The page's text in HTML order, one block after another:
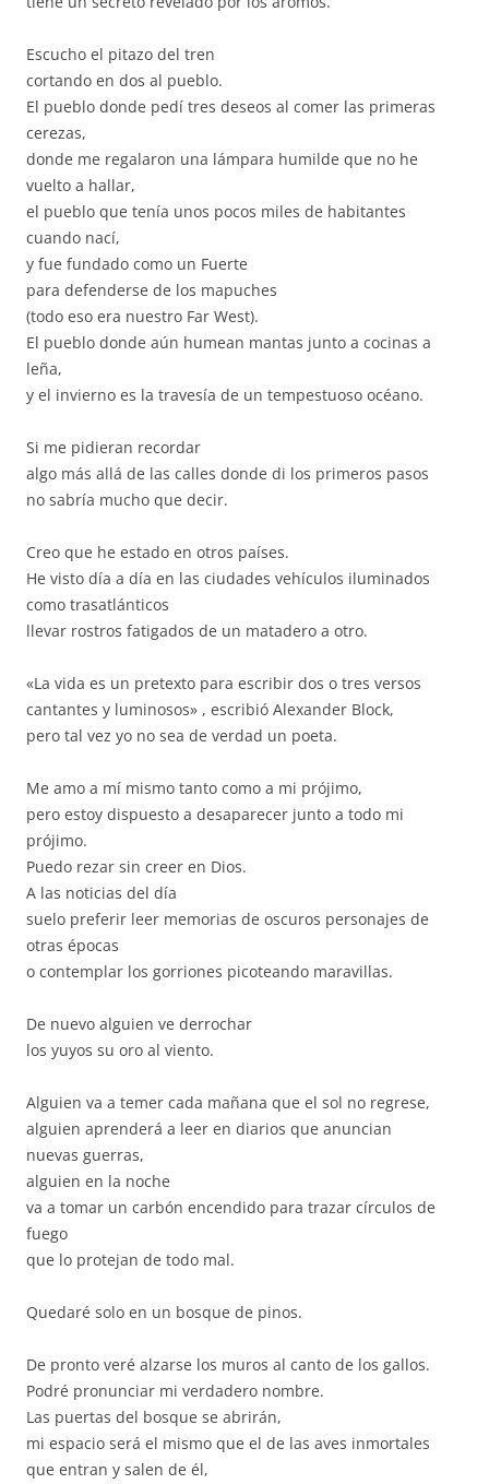
Escucho el pitazo del tren
cortando en dos al pueblo.
El pueblo donde pedí tres deseos al comer las primeras
cerezas,
donde me regalaron una lámpara humilde que no he
vuelto a hallar,
el pueblo que tenía unos pocos miles de habitantes
cuando nací,
y fue fundado como un Fuerte
para defenderse de los mapuches
(todo eso era nuestro Far West).
El pueblo donde aún humean mantas junto a cocinas a
leña,
y el invierno es la travesía de un tempestuoso océano.
Si me pidieran recordar
algo más allá de las calles donde di los primeros pasos
no sabría mucho que decir.
Creo que he estado en otros países.
He visto día a día en las ciudades vehículos iluminados
como trasatlánticos
llevar rostros fatigados de un matadero a otro.
«La vida es un pretexto para escribir dos o tres versos
cantantes y luminosos» , escribió Alexander Block,
pero tal vez yo no sea de verdad un poeta.
Me amo a mí mismo tanto como a mi prójimo,
pero estoy dispuesto a desaparecer junto a todo mi
prójimo.
Puedo rezar sin creer en Dios.
A las noticias del día
suelo preferir leer memorias de oscuros personajes de
otras épocas
o contemplar los gorriones picoteando maravillas.
De nuevo alguien ve derrochar
los yuyos su oro al viento.
Alguien va a temer cada mañana que el sol no regrese,
alguien aprenderá a leer en diarios que anuncian
nuevas guerras,
alguien en la noche
va a tomar un carbón encendido para trazar círculos de
fuego
que lo protejan de todo mal.
Quedaré solo en un bosque de pinos.
De pronto veré alzarse los muros al canto de los gallos.
Podré pronunciar mi verdadero nombre.
Las puertas del bosque se abrirán,
mi espacio será el mismo que el de las aves inmortales
que entran y salen de él,